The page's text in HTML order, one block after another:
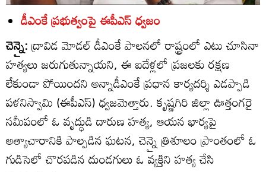
డీఎంకే ప్రభుత్వంపై ఈపీఎస్‌ ధ్వజం
చెన్నై:ద్రావిడ మోడల్‌ డీఎంకే పాలనలో రాష్ట్రంలో ఎటు చూసినా
హత్యలు జరుగుతున్నాయని, ఈ ఐదేళ్లలో ప్రజలకు రక్షణ
లేకుండా పోయిందని అన్నాడీఎంకే ప్రధాన కార్యదర్శి ఎడప్పాడి
పళనిస్వామి (ఈపీఎస్‌) ధ్వజమెత్తారు. కృష్ణగిరి జిల్లా ఊత్తంగరై
సమీపంలో ఓ వృద్ధుడి దారుణ హత్య, ఆయన భార్యపై
అత్యాచారానికి పాల్పడిన ఘటన, చెన్నై త్రిశూలం ప్రాంతంలో ఓ
గుడిసెలో చొరపడిన దుండగులు ఓ వ్యక్తిని హత్య చేసి